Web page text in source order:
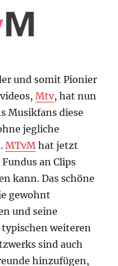
und somit Pionier
Mtv, hat nun
Musikfans diese
jegliche
MTvM hat jetzt
an Clips
kann. Das schöne
gewohnt
und seine
weiteren
sind auch
hinzufügen,